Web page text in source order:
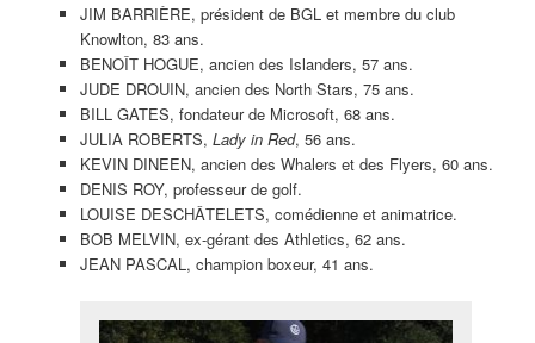
JIM BARRIÈRE, président de BGL et membre du club
Knowlton, 83 ans.
BENOÎT HOGUE, ancien des Islanders, 57 ans.
JUDE DROUIN, ancien des North Stars, 75 ans.
BILL GATES, fondateur de Microsoft, 68 ans.
JULIA ROBERTS, Lady in Red, 56 ans.
KEVIN DINEEN, ancien des Whalers et des Flyers, 60 ans.
DENIS ROY, professeur de golf.
LOUISE DESCHÂTELETS, comédienne et animatrice.
BOB MELVIN, ex-gérant des Athletics, 62 ans.
JEAN PASCAL, champion boxeur, 41 ans.